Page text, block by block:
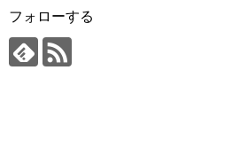
フォローする